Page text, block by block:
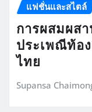
แฟชั่นและสไตล์
การผสมผส
ประเพณีท้อ
ไทย
Supansa